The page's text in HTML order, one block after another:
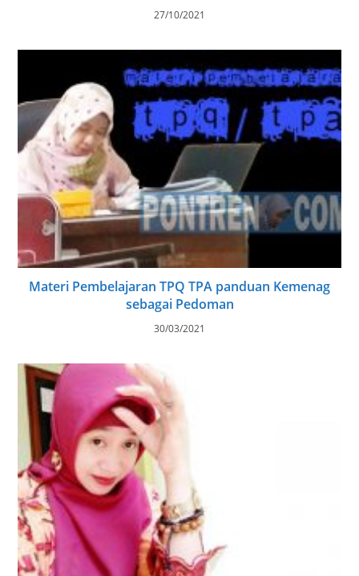
27/10/2021
Materi Pembelajaran TPQ TPA panduan Kemenag
sebagai Pedoman
30/03/2021